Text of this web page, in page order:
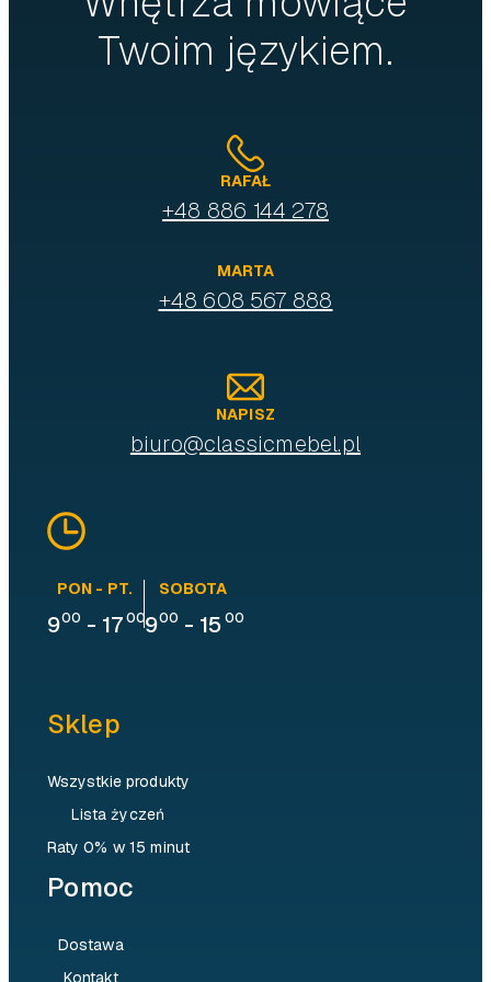
Twoim językiem.
RAFAŁ
+48 886 144 278
MARTA
+48 608 567 888
NAPISZ
biuro@classicmebel.pl
PON - PT.
900 - 17 00
SOBOTA
900 - 15 00
Sklep
Wszystkie produkty
Lista życzeń
Raty 0% w 15 minut
Pomoc
Dostawa
Kontakt